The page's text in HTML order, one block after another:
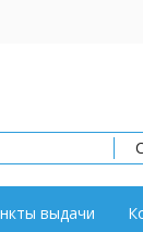
выдачи